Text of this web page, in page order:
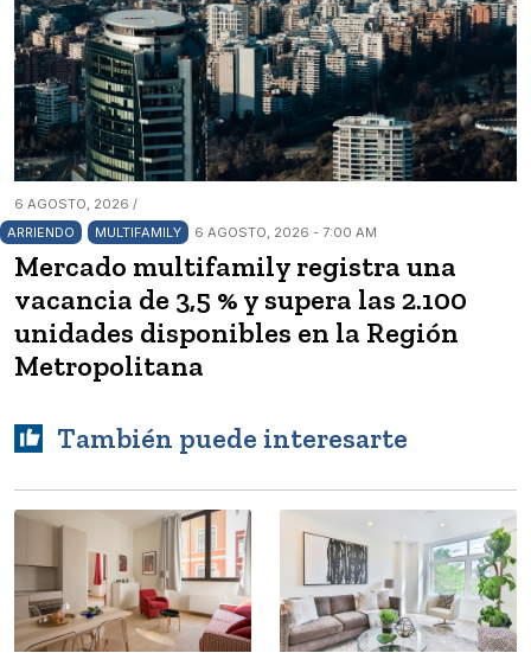
6 AGOSTO, 2026 /
ARRIENDO
MULTIFAMILY 6 AGOSTO, 2026 - 7:00 AM
Mercado multifamily registra una
vacancia de 3,5 % y supera las 2.100
unidades disponibles en la Región
Metropolitana
También puede interesarte